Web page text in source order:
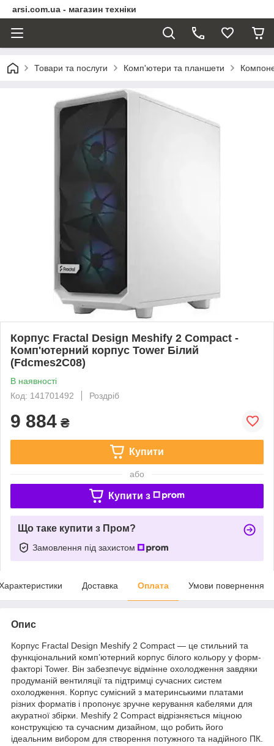
arsi.com.ua - магазин техніки
Товари та послуги Комп'ютери та планшети
Корпус Fractal Design Meshify 2 Compact -
Комп'ютерний корпус Tower Білий
(Fdcmes2C08)
В наявності
Код: 141701492
Роздріб
9 884 ₴
Купити
або
Купити з
Що таке купити з Пром?
Замовлення під захистом
Доставка Оплата Умови повернення
Опис
Корпус Fractal Design Meshify 2 Compact — це стильний та
функціональний комп’ютерний корпус білого кольору у форм-
факторі Tower. Він забезпечує відмінне охолодження завдяки
продуманій вентиляції та підтримці сучасних систем
охолодження. Корпус сумісний з материнськими платами
різних форматів і пропонує зручне керування кабелями для
акуратної збірки. Meshify 2 Compact відрізняється міцною
конструкцією та сучасним дизайном, що робить його
ідеальним вибором для створення потужного та надійного ПК.